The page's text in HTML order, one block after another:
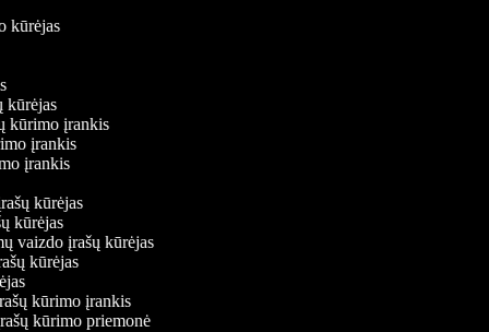
kūrėjas
kūrėjas
kūrimo įrankis
įrankis
įrankis
kūrėjas
kūrėjas
vaizdo įrašų kūrėjas
kūrėjas
kūrimo įrankis
kūrimo priemonė